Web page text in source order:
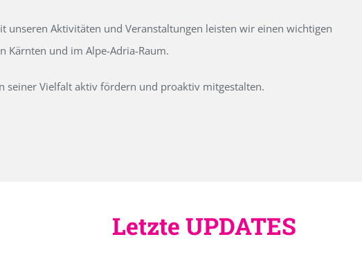
unseren Aktivitäten und Veranstaltungen leisten wir einen wichtigen
Kärnten und im Alpe-Adria-Raum.
seiner Vielfalt aktiv fördern und proaktiv mitgestalten.
Letzte UPDATES